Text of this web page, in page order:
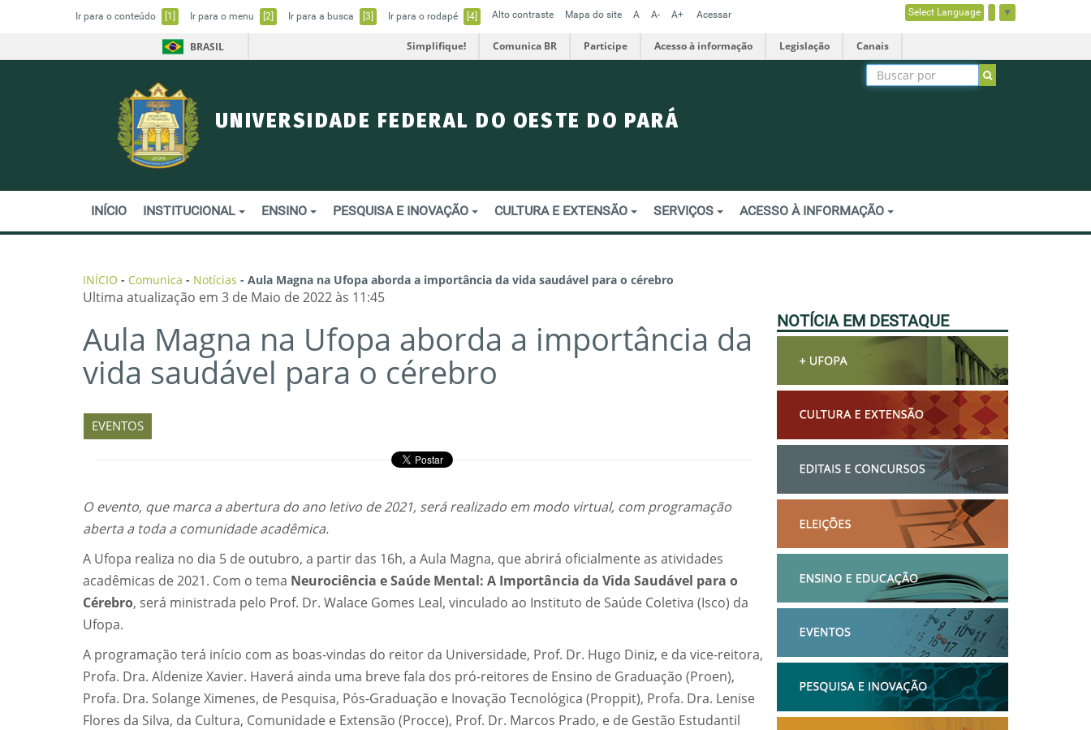
Ir para o conteúdo [1] Ir para o menu [2] Ir para a busca [3] Ir para o rodapé [4] Alto contraste Mapa do site A A- A+ Acessar Select Language ▼
BRASIL Simplifique! Comunica BR Participe Acesso à informação Legislação Canais
UNIVERSIDADE FEDERAL DO OESTE DO PARÁ
INÍCIO INSTITUCIONAL ENSINO PESQUISA E INOVAÇÃO CULTURA E EXTENSÃO SERVIÇOS ACESSO À INFORMAÇÃO
INÍCIO - Comunica - Notícias - Aula Magna na Ufopa aborda a importância da vida saudável para o cérebro
Ultima atualização em 3 de Maio de 2022 às 11:45
Aula Magna na Ufopa aborda a importância da
vida saudável para o cérebro
EVENTOS
O evento, que marca a abertura do ano letivo de 2021, será realizado em modo virtual, com programação
aberta a toda a comunidade acadêmica.
A Ufopa realiza no dia 5 de outubro, a partir das 16h, a Aula Magna, que abrirá oficialmente as atividades
acadêmicas de 2021. Com o tema Neurociência e Saúde Mental: A Importância da Vida Saudável para o
Cérebro, será ministrada pelo Prof. Dr. Walace Gomes Leal, vinculado ao Instituto de Saúde Coletiva (Isco) da
Ufopa.
A programação terá início com as boas-vindas do reitor da Universidade, Prof. Dr. Hugo Diniz, e da vice-reitora,
Profa. Dra. Aldenize Xavier. Haverá ainda uma breve fala dos pró-reitores de Ensino de Graduação (Proen),
Profa. Dra. Solange Ximenes, de Pesquisa, Pós-Graduação e Inovação Tecnológica (Proppit), Profa. Dra. Lenise
Flores da Silva, da Cultura, Comunidade e Extensão (Procce), Prof. Dr. Marcos Prado, e de Gestão Estudantil
NOTÍCIA EM DESTAQUE